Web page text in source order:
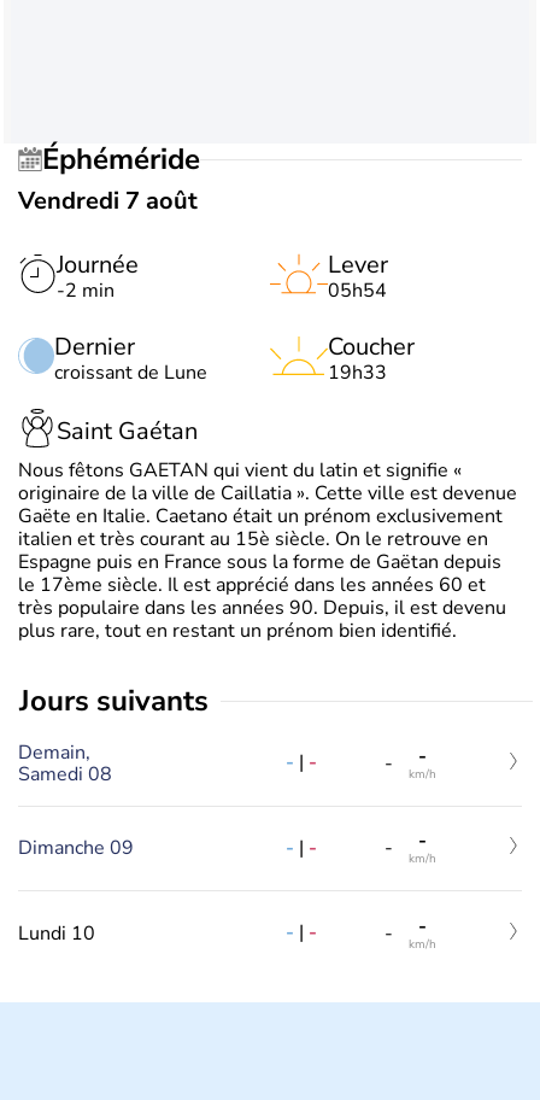
Éphéméride
Vendredi 7 août
Journée
-2 min
Dernier
croissant de Lune
Lever
05h54
Coucher
19h33
Saint Gaétan
Nous fêtons GAETAN qui vient du latin et signifie «
originaire de la ville de Caillatia ». Cette ville est devenue
Gaëte en Italie. Caetano était un prénom exclusivement
italien et très courant au 15è siècle. On le retrouve en
Espagne puis en France sous la forme de Gaëtan depuis
le 17ème siècle. Il est apprécié dans les années 60 et
très populaire dans les années 90. Depuis, il est devenu
plus rare, tout en restant un prénom bien identifié.
jours suivants
Demain,
Samedi 08
- | - - -
km/h
Dimanche 09 - | - - -
km/h
Lundi 10 - | - - -
km/h